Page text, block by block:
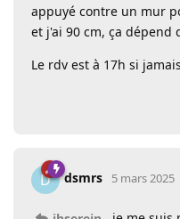
appuyé contre un mur
et j'ai 90 cm, ça dépend
Le rdv est à 17h si
D dsmrs 5 mars 2025